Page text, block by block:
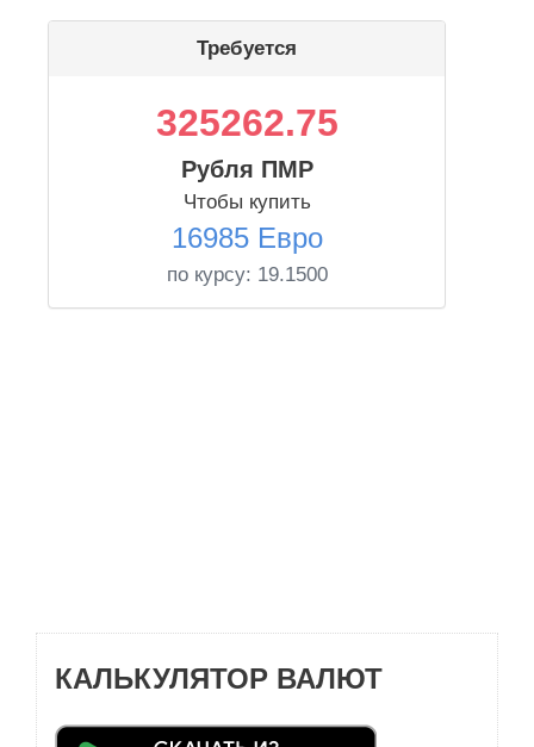
Требуется
325262.75
Рубля ПМР
Чтобы купить
16985 Евро
по курсу: 19.1500
КАЛЬКУЛЯТОР ВАЛЮТ